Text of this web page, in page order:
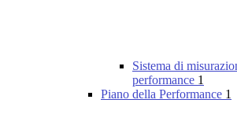
Sistema di
performance 1
Piano della Performance 1